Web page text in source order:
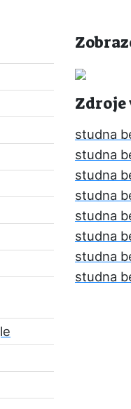
studna
studna
studna
studna
studna
studna
studna
studna